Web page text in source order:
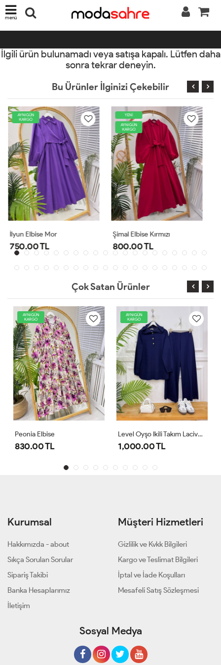
menü
İlgili ürün bulunamadı veya satışa kapalı. Lütfen daha
sonra tekrar deneyin.
Bu Ürünler İlginizi Çekebilir
YENİ
AYNIGÜN
KARGO
Şimal Elbise Kırmızı
800.00 TL
AYNIGÜN
KARGO
1,000.00 TL
Çok Satan Ürünler
AYNIGÜN
KARGO
1,000.00 TL
AYNIGÜN
KARGO
Zeren Elbise Pudra
800.00 TL
Kurumsal
Hakkımızda - about
Sıkça Sorulan Sorular
Sipariş Takibi
Banka Hesaplarımız
İletişim
Müşteri Hizmetleri
Gizlilik ve Kvkk Bilgileri
Kargo ve Teslimat Bilgileri
İptal ve İade Koşulları
Mesafeli Satış Sözleşmesi
Sosyal Medya